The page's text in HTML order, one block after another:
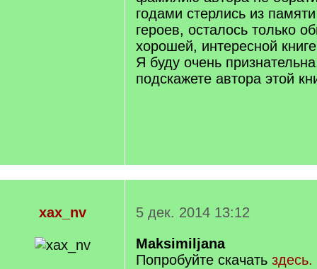
годами стерлись из
героев, осталось только
хорошей, интересной
Я буду очень
подскажете автора этой
xax_nv
5 дек. 2014 13:12
Maksimiljana
Попробуйте скачать здесь.